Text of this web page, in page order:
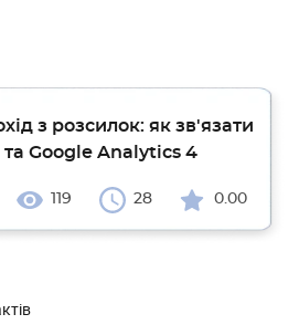
з розсилок: як зв'язати
Google Analytics 4
119 28 0.00